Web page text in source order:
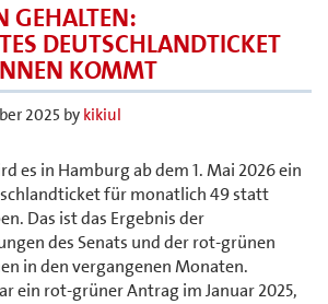
GEHALTEN:
DEUTSCHLANDTICKET
KOMMT
2025 by kikiul
es in Hamburg ab dem 1. Mai 2026 ein
für monatlich 49 statt
Das ist das Ergebnis der
des Senats und der rot-grünen
in den vergangenen Monaten.
ein rot-grüner Antrag im Januar 2025,